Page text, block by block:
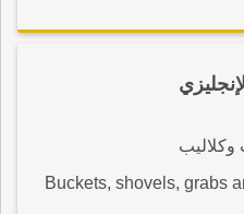
Buckets, shovels, grabs